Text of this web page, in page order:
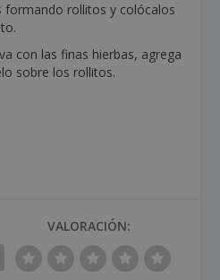
formando rollitos y colócalos
con las finas hierbas, agrega
sobre los rollitos.
VALORACIÓN: